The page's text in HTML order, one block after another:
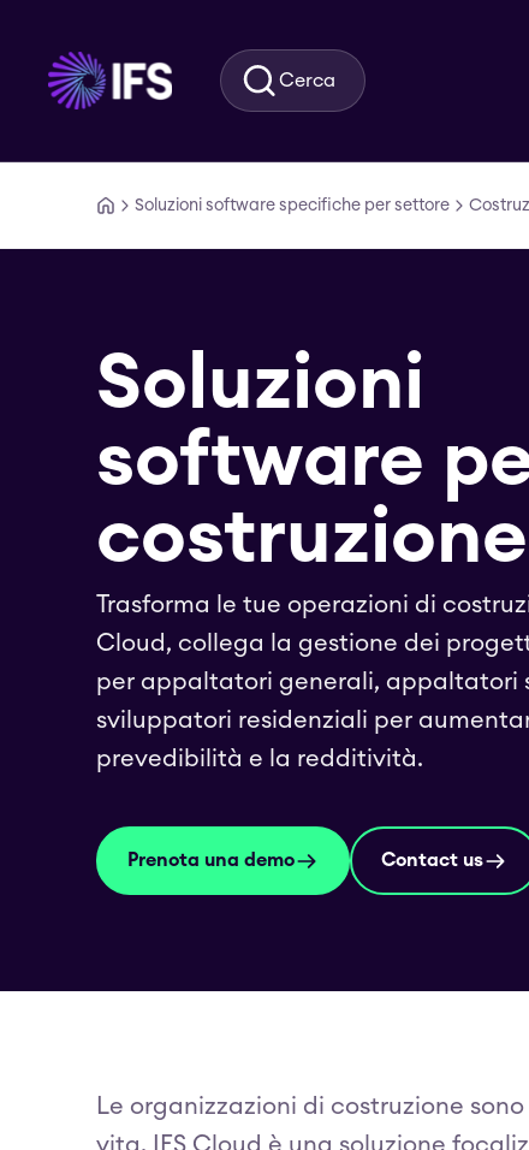
Vai al contenuto principale
Cerca
Soluzioni software specifiche per settore
Soluzioni
software
costruzione
Trasforma le tue operazioni di
Cloud, collega la gestione dei
per appaltatori generali, appaltatori
sviluppatori residenziali per
prevedibilità e la redditività.
Prenota una demo Contact us
Le organizzazioni di costruzione
vita. IFS Cloud è una soluzione